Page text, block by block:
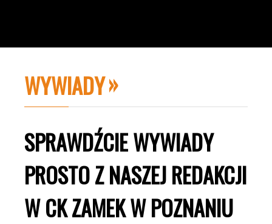
WYWIADY
SPRAWDŹCIE WYWIADY
PROSTO Z NASZEJ REDAKCJI
W CK ZAMEK W POZNANIU